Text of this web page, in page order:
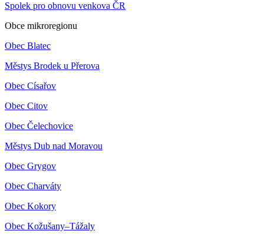
Spolek pro obnovu venkova ČR
Obce mikroregionu
Obec Blatec
Městys Brodek u Přerova
Obec Císařov
Obec Citov
Obec Čelechovice
Městys Dub nad Moravou
Obec Grygov
Obec Charváty
Obec Kokory
Obec Kožušany–Tážaly